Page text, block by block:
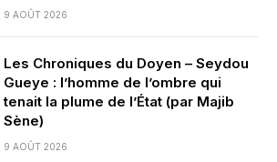
9 AOÛT 2026
Les Chroniques du Doyen – Seydou
Gueye : l’homme de l’ombre qui
tenait la plume de l’État (par Majib
Sène)
9 AOÛT 2026